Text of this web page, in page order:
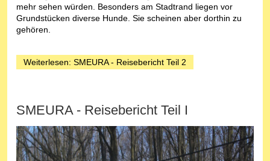
mehr sehen würden. Besonders am Stadtrand liegen vor
Grundstücken diverse Hunde. Sie scheinen aber dorthin zu
gehören.
Weiterlesen: SMEURA - Reisebericht Teil 2
SMEURA - Reisebericht Teil I